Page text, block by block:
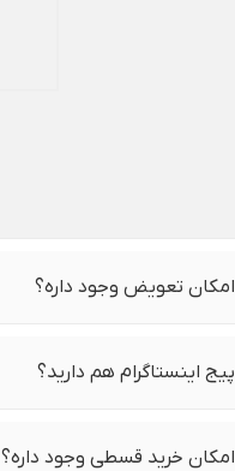
امکان تعویض وجود داره؟
پیج اینستاگرام هم دارید؟
امکان خرید قسطی وجود داره؟